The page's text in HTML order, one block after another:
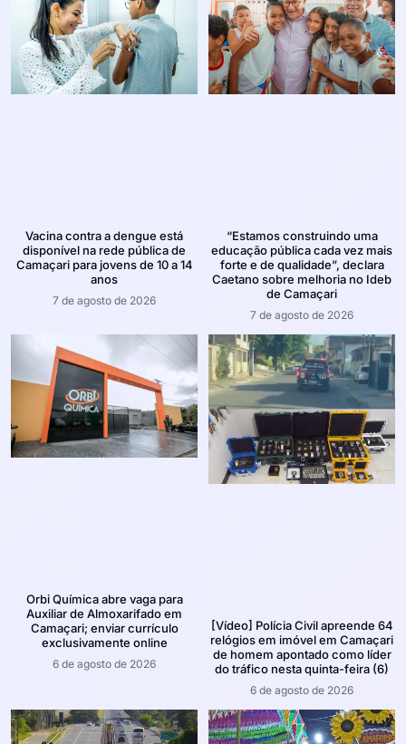
Vacina contra a dengue está
disponível na rede pública de
Camaçari para jovens de 10 a 14
anos
7 de agosto de 2026
“Estamos construindo uma
educação pública cada vez mais
forte e de qualidade”, declara
Caetano sobre melhoria no Ideb
de Camaçari
7 de agosto de 2026
Orbi Química abre vaga para
Auxiliar de Almoxarifado em
Camaçari; enviar currículo
exclusivamente online
6 de agosto de 2026
[Vídeo] Polícia Civil apreende 64
relógios em imóvel em Camaçari
de homem apontado como líder
do tráfico nesta quinta-feira (6)
6 de agosto de 2026